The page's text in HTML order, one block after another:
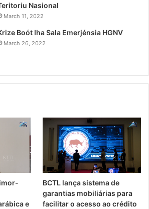
Nasional
March 11, 2022
Boót Iha Sala Emerjénsia HGNV
March 26, 2022
e
BCTL lança sistema de
garantias mobiliárias para
facilitar o acesso ao crédito